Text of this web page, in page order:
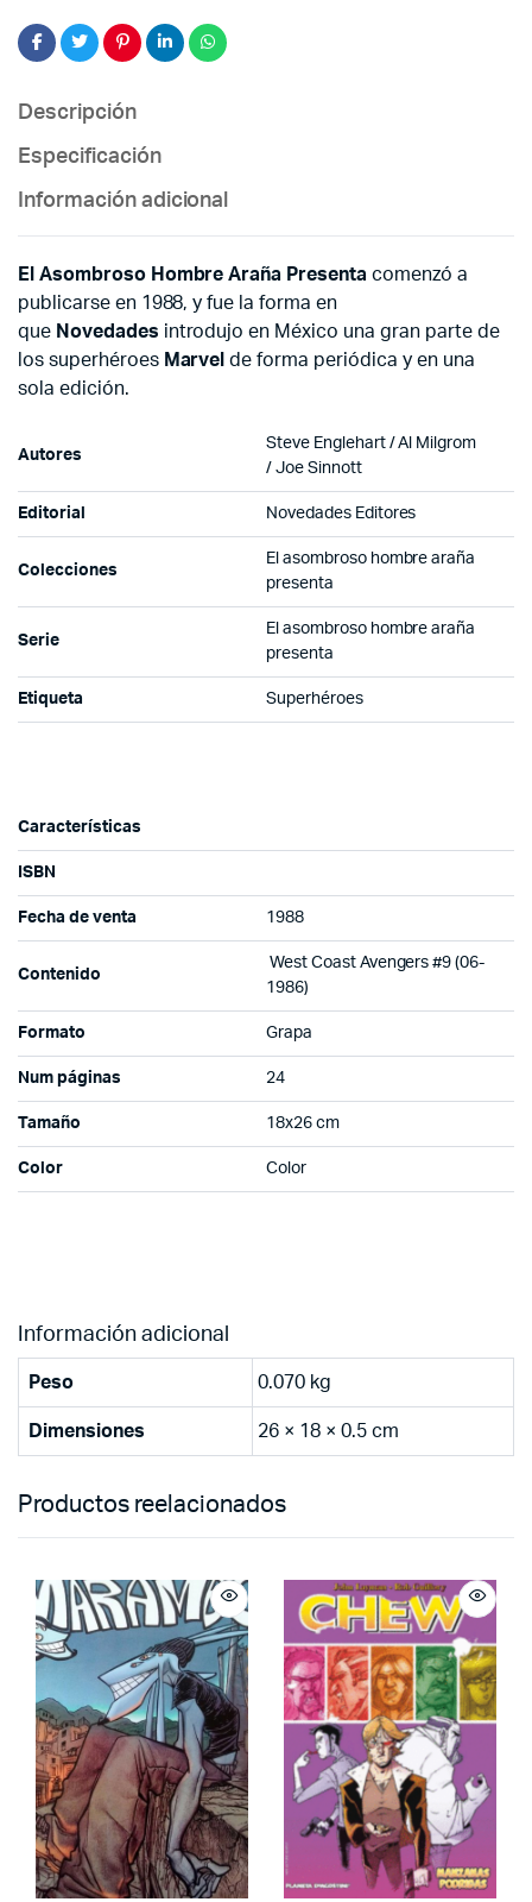
Descripción
Especificación
Información adicional
El Asombroso Hombre Araña Presenta comenzó a
publicarse en 1988, y fue la forma en
que Novedades introdujo en México una gran parte de
los superhéroes Marvelde forma periódica y en una
sola edición.
Autores
Steve Englehart / Al Milgrom
/ Joe Sinnott
Editorial Novedades Editores
Colecciones
El asombroso hombre araña
presenta
Serie
El asombroso hombre araña
presenta
Etiqueta Superhéroes
Características
ISBN
Fecha de venta 1988
Contenido
West Coast Avengers #9 (06-
1986)
Formato Grapa
Num páginas 24
Tamaño 18x26 cm
Color Color
Información adicional
Peso 0.070 kg
Dimensiones 26 × 18 × 0.5 cm
Productos reelacionados